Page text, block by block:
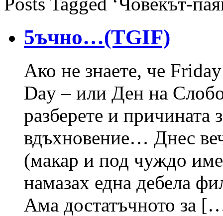
5ъчно…(TGIF)
Ако не знаете, че
Day – или Ден на
разберете и причината
вдъхновение… Днес
(макар и под чуждо
намазах една дебела
Ама достатъчното за